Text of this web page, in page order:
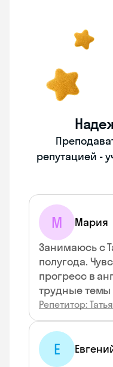
репутацией -
М Мария
Занимаюсь с
полугода.
прогресс в
трудные темы
Репетитор:
Е